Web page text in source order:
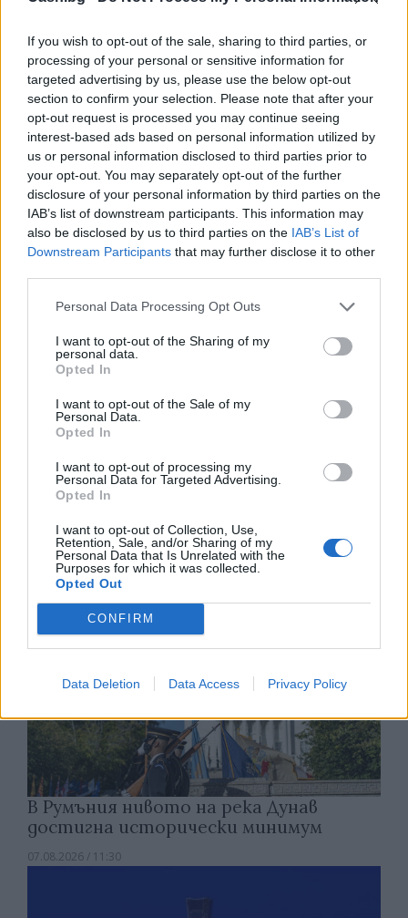
If you wish to opt-out of the sale, sharing to third parties, or
processing of your personal or sensitive information for
targeted advertising by us, please use the below opt-out
section to confirm your selection. Please note that after your
opt-out request is processed you may continue seeing
interest-based ads based on personal information utilized by
us or personal information disclosed to third parties prior to
your opt-out. You may separately opt-out of the further
disclosure of your personal information by third parties on the
IAB’s list of downstream participants. This information may
also be disclosed by us to third parties on the IAB’s List of
Downstream Participants that may further disclose it to other
Personal Data Processing Opt Outs
I want to opt-out of the Sharing of my
personal data.
Opted In
I want to opt-out of the Sale of my
Personal Data.
Opted In
I want to opt-out of processing my
Personal Data for Targeted Advertising.
Opted In
I want to opt-out of Collection, Use,
Retention, Sale, and/or Sharing of my
Personal Data that Is Unrelated with the
Purposes for which it was collected.
Opted Out
CONFIRM
Data Deletion Data Access Privacy Policy
Тръмп забрани „родилния туризъм“ в
САЩ
07.08.2026 / 13:30
при строителството на пътища в
Германия
07.08.2026 / 12:30
В Румъния нивото на река Дунав
достигна исторически минимум
07.08.2026 / 11:30